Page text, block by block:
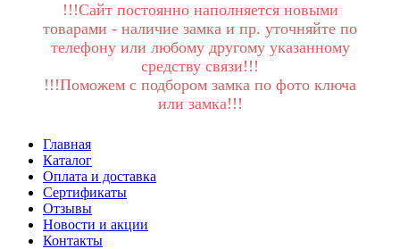
!!!Сайт постоянно наполняется новыми
товарами - наличие замка и пр. уточняйте по
телефону или любому другому указанному
средству связи!!!
!!!Поможем с подбором замка по фото ключа
или замка!!!
Главная
Каталог
Оплата и доставка
Сертификаты
Отзывы
Новости и акции
Контакты